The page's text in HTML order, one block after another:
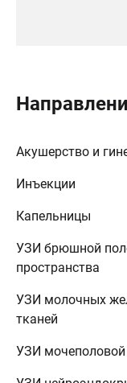
Акушерство и
Инъекции
Капельницы
УЗИ брюшной
пространства
УЗИ молочных
тканей
УЗИ